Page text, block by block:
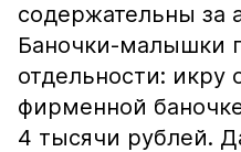
содержательны за
Баночки-малышки
отдельности: икру
фирменной
4 тысячи рублей.